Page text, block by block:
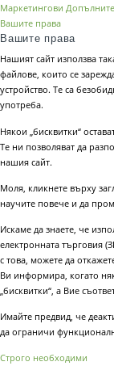
Маркетингови
Вашите права
Вашите права
Нашият сайт използва
файлове, които се
устройство. Те са
употреба.
Някои „бисквитки“
Те ни позволяват да
нашия сайт.
Моля, кликнете върху
научите повече и да
Искаме да знаете, че
електронната търговия
с това, можете да
Ви информира, когато
„бисквитки“, а Вие
Имайте предвид, че
да ограничи
Строго необходими